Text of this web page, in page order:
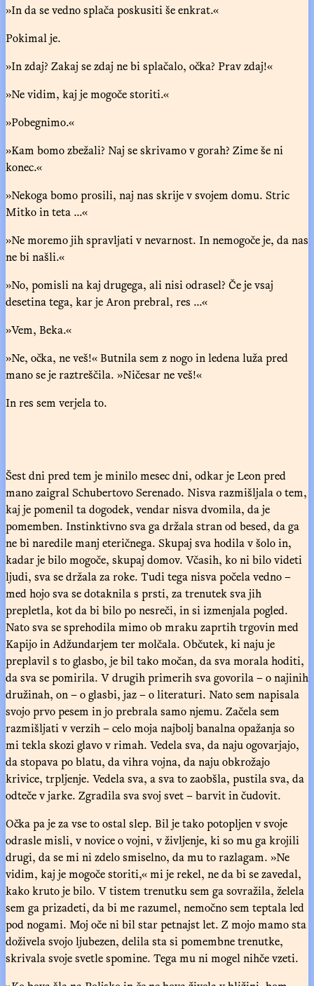
»In da se vedno splača poskusiti še enkrat.«
Pokimal je.
»In zdaj? Zakaj se zdaj ne bi splačalo, očka? Prav zdaj!«
»Ne vidim, kaj je mogoče storiti.«
»Pobegnimo.«
»Kam bomo zbežali? Naj se skrivamo v gorah? Zime še ni
konec.«
»Nekoga bomo prosili, naj nas skrije v svojem domu. Stric
Mitko in teta ...«
»Ne moremo jih spravljati v nevarnost. In nemogoče je, da nas
ne bi našli.«
»No, pomisli na kaj drugega, ali nisi odrasel? Če je vsaj
desetina tega, kar je Aron prebral, res ...«
»Vem, Beka.«
»Ne, očka, ne veš!« Butnila sem z nogo in ledena luža pred
mano se je raztreščila. »Ničesar ne veš!«
In res sem verjela to.
Šest dni pred tem je minilo mesec dni, odkar je Leon pred
mano zaigral Schubertovo Serenado. Nisva razmišljala o tem,
kaj je pomenil ta dogodek, vendar nisva dvomila, da je
pomemben. Instinktivno sva ga držala stran od besed, da ga
ne bi naredile manj eteričnega. Skupaj sva hodila v šolo in,
kadar je bilo mogoče, skupaj domov. Včasih, ko ni bilo videti
ljudi, sva se držala za roke. Tudi tega nisva počela vedno –
med hojo sva se dotaknila s prsti, za trenutek sva jih
prepletla, kot da bi bilo po nesreči, in si izmenjala pogled.
Nato sva se sprehodila mimo ob mraku zaprtih trgovin med
Kapijo in Adžundarjem ter molčala. Občutek, ki naju je
preplavil s to glasbo, je bil tako močan, da sva morala hoditi,
da sva se pomirila. V drugih primerih sva govorila – o najinih
družinah, on – o glasbi, jaz – o literaturi. Nato sem napisala
svojo prvo pesem in jo prebrala samo njemu. Začela sem
razmišljati v verzih – celo moja najbolj banalna opažanja so
mi tekla skozi glavo v rimah. Vedela sva, da naju ogovarjajo,
da stopava po blatu, da vihra vojna, da naju obkrožajo
krivice, trpljenje. Vedela sva, a sva to zaobšla, pustila sva, da
odteče v jarke. Zgradila sva svoj svet – barvit in čudovit.
Očka pa je za vse to ostal slep. Bil je tako potopljen v svoje
odrasle misli, v novice o vojni, v življenje, ki so mu ga krojili
drugi, da se mi ni zdelo smiselno, da mu to razlagam. »Ne
vidim, kaj je mogoče storiti,« mi je rekel, ne da bi se zavedal,
kako kruto je bilo. V tistem trenutku sem ga sovražila, želela
sem ga prizadeti, da bi me razumel, nemočno sem teptala led
pod nogami. Moj oče ni bil star petnajst let. Z mojo mamo sta
doživela svojo ljubezen, delila sta si pomembne trenutke,
skrivala svoje svetle spomine. Tega mu ni mogel nihče vzeti.